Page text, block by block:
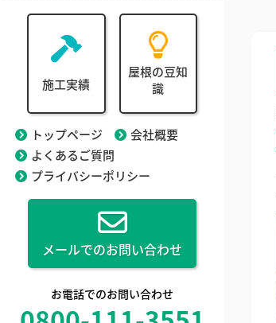
施工実績
屋根の豆知
識
トップページ
会社概要
よくあるご質問
プライバシーポリシー
メールでのお問い合わせ
お電話でのお問い合わせ